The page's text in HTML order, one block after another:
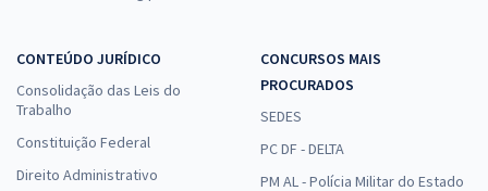
CONTEÚDO JURÍDICO
Consolidação das Leis do
Trabalho
Constituição Federal
Direito Administrativo
CONCURSOS MAIS
PROCURADOS
SEDES
PC DF - DELTA
PM AL - Polícia Militar do Estado